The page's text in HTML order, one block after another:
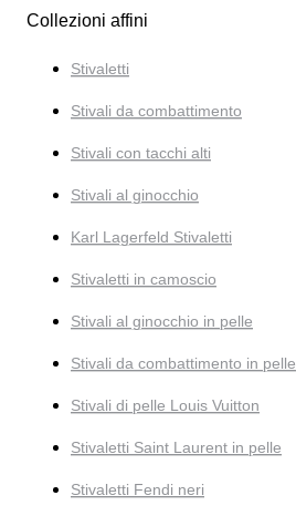
Collezioni affini
Stivaletti
Stivali da combattimento
Stivali con tacchi alti
Stivali al ginocchio
Karl Lagerfeld Stivaletti
Stivaletti in camoscio
Stivali al ginocchio in pelle
Stivali da combattimento in pelle
Stivali di pelle Louis Vuitton
Stivaletti Saint Laurent in pelle
Stivaletti Fendi neri